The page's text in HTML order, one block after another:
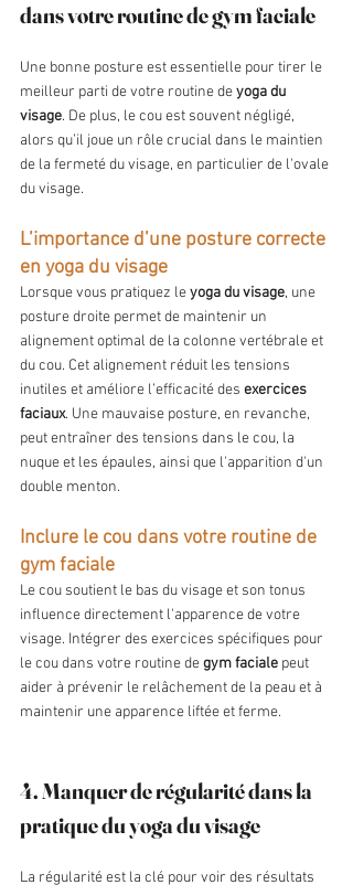
dans votre routine de gym faciale
Une bonne posture est essentielle pour tirer le
meilleur parti de votre routine de yoga du
visage. De plus, le cou est souvent négligé,
alors qu’il joue un rôle crucial dans le maintien
de la fermeté du visage, en particulier de l'ovale
du visage.
L’importance d’une posture correcte
en yoga du visage
Lorsque vous pratiquez le yoga du visage, une
posture droite permet de maintenir un
alignement optimal de la colonne vertébrale et
du cou. Cet alignement réduit les tensions
inutiles et améliore l’efficacité des exercices
faciaux. Une mauvaise posture, en revanche,
peut entraîner des tensions dans le cou, la
nuque et les épaules, ainsi que l'apparition d'un
double menton.
Inclure le cou dans votre routine de
gym faciale
Le cou soutient le bas du visage et son tonus
influence directement l'apparence de votre
visage. Intégrer des exercices spécifiques pour
le cou dans votre routine de gym faciale peut
aider à prévenir le relâchement de la peau et à
maintenir une apparence liftée et ferme.
4. Manquer de régularité dans la
pratique du yoga du visage
La régularité est la clé pour voir des résultats